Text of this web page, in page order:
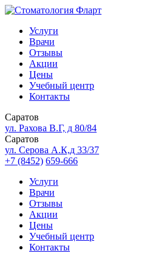
Услуги
Врачи
Отзывы
Акции
Цены
Учебный центр
Контакты
Саратов
ул. Рахова В.Г, д 80/84
Саратов
ул. Серова А.К,д 33/37
+7 (8452) 659-666
Услуги
Врачи
Отзывы
Акции
Цены
Учебный центр
Контакты